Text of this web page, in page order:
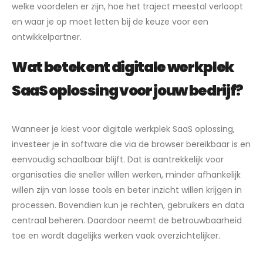
welke voordelen er zijn, hoe het traject meestal verloopt
en waar je op moet letten bij de keuze voor een
ontwikkelpartner.
Wat betekent digitale werkplek
SaaS oplossing voor jouw bedrijf?
Wanneer je kiest voor digitale werkplek SaaS oplossing,
investeer je in software die via de browser bereikbaar is en
eenvoudig schaalbaar blijft. Dat is aantrekkelijk voor
organisaties die sneller willen werken, minder afhankelijk
willen zijn van losse tools en beter inzicht willen krijgen in
processen. Bovendien kun je rechten, gebruikers en data
centraal beheren. Daardoor neemt de betrouwbaarheid
toe en wordt dagelijks werken vaak overzichtelijker.